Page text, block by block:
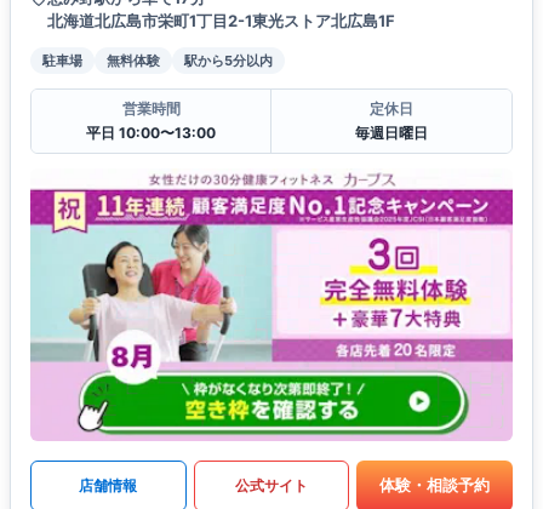
北海道北広島市栄町1丁目2-1東光ストア北広島1F
駐車場 無料体験 駅から5分以内
営業時間
平日 10:00〜13:00
定休日
毎週日曜日
店舗情報 公式サイト 体験・相談予約